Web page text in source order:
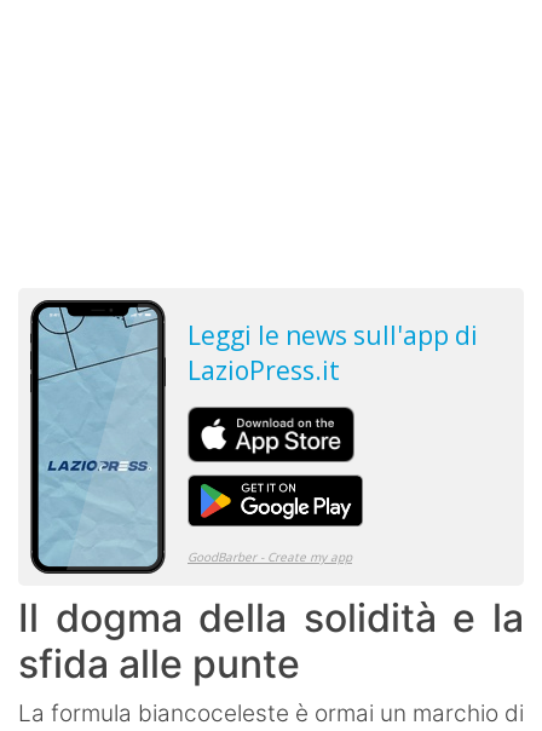
Il dogma della solidità e la
sfida alle punte
​La formula biancoceleste è ormai un marchio di